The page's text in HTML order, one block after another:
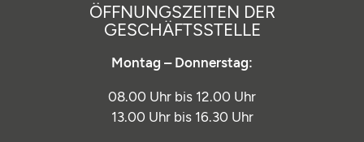
ÖFFNUNGSZEITEN DER
GESCHÄFTSSTELLE
Montag – Donnerstag:
08.00 Uhr bis 12.00 Uhr
13.00 Uhr bis 16.30 Uhr